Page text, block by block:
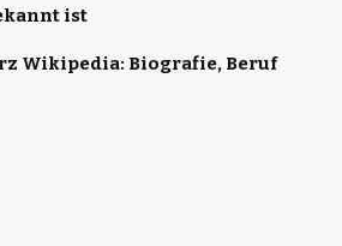
ist
Wikipedia: Biografie, Beruf